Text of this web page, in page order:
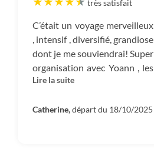
très satisfait
C’était un voyage merveilleux
, intensif , diversifié, grandiose
dont je me souviendrai! Super
organisation avec Yoann , les
autres guides, les chauffeurs ,
nous concocter des plats
Lire la suite
Catherine,départ du 18/10/2025